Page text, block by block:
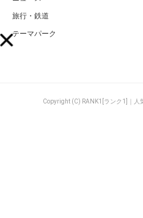
旅行・鉄道
テーマパーク
Copyright (C) RANK1[ランク1]｜人